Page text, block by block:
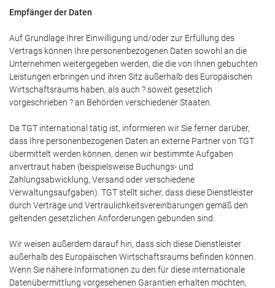
Empfänger der Daten
Auf Grundlage Ihrer Einwilligung und/oder zur Erfüllung des
Vertrags können Ihre personenbezogenen Daten sowohl an die
Unternehmen weitergegeben werden, die die von Ihnen gebuchten
Leistungen erbringen und ihren Sitz außerhalb des Europäischen
Wirtschaftsraums haben, als auch ? soweit gesetzlich
vorgeschrieben ? an Behörden verschiedener Staaten.
Da TGT international tätig ist, informieren wir Sie ferner darüber,
dass Ihre personenbezogenen Daten an externe Partner von TGT
übermittelt werden können, denen wir bestimmte Aufgaben
anvertraut haben (beispielsweise Buchungs- und
Zahlungsabwicklung, Versand oder verschiedene
Verwaltungsaufgaben). TGT stellt sicher, dass diese Dienstleister
durch Verträge und Vertraulichkeitsvereinbarungen gemäß den
geltenden gesetzlichen Anforderungen gebunden sind.
Wir weisen außerdem darauf hin, dass sich diese Dienstleister
außerhalb des Europäischen Wirtschaftsraums befinden können.
Wenn Sie nähere Informationen zu den für diese internationale
Datenübermittlung vorgesehenen Garantien erhalten möchten,